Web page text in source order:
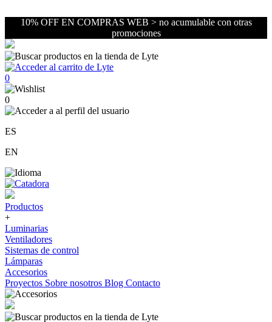
10% OFF EN COMPRAS WEB > no acumulable con otras
promociones
0
0
ES
EN
Productos
+
Luminarias
Ventiladores
Sistemas de control
Lámparas
Accesorios
Proyectos Sobre nosotros Blog Contacto